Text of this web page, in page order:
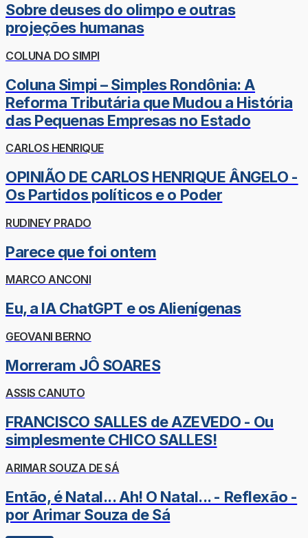
Sobre deuses do olimpo e outras
projeções humanas
COLUNA DO SIMPI
Coluna Simpi – Simples Rondônia: A
Reforma Tributária que Mudou a História
das Pequenas Empresas no Estado
CARLOS HENRIQUE
OPINIÃO DE CARLOS HENRIQUE ÂNGELO -
Os Partidos políticos e o Poder
RUDINEY PRADO
Parece que foi ontem
MARCO ANCONI
Eu, a IA ChatGPT e os Alienígenas
GEOVANI BERNO
Morreram JÔ SOARES
ASSIS CANUTO
FRANCISCO SALLES de AZEVEDO - Ou
simplesmente CHICO SALLES!
ARIMAR SOUZA DE SÁ
Então, é Natal... Ah! O Natal... - Reflexão -
por Arimar Souza de Sá